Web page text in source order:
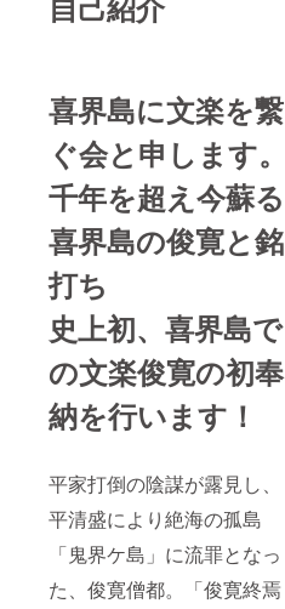
喜界島に文楽を繋
ぐ会と申します。
千年を超え今蘇る
喜界島の俊寛と銘
打ち
史上初、喜界島で
の文楽俊寛の初奉
納を行います！
平家打倒の陰謀が露見し、
平清盛により絶海の孤島
「鬼界ケ島」に流罪となっ
た、俊寛僧都。「俊寛終焉